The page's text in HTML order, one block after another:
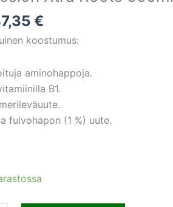
€
koostumus:
aminohappoja.
B1.
fulvohapon (1 %) uute.